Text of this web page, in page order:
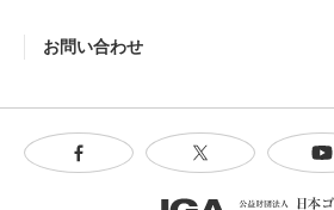
お問い合わせ